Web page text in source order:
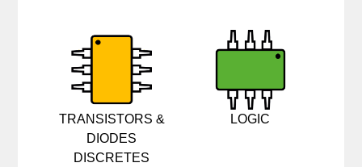
TRANSISTORS &
DIODES
DISCRETES
LOGIC